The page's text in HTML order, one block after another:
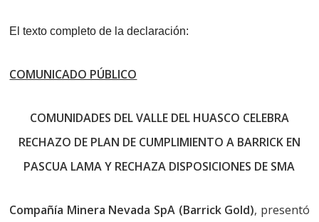
El texto completo de la declaración:
COMUNICADO PÚBLICO
COMUNIDADES DEL VALLE DEL HUASCO CELEBRA
RECHAZO DE PLAN DE CUMPLIMIENTO A BARRICK EN
PASCUA LAMA Y RECHAZA DISPOSICIONES DE SMA
Compañía Minera Nevada SpA (Barrick Gold), presentó